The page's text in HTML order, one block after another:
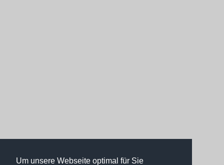
Um unsere Webseite optimal für Sie